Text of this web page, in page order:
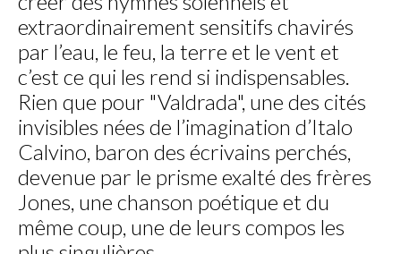
extraordinairement sensitifs chavirés
par l’eau, le feu, la terre et le vent et
c’est ce qui les rend si indispensables.
Rien que pour "Valdrada", une des cités
invisibles nées de l’imagination d’Italo
Calvino, baron des écrivains perchés,
devenue par le prisme exalté des frères
Jones, une chanson poétique et du
même coup, une de leurs compos les